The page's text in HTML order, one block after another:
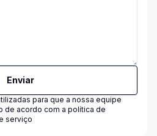
Enviar
para que a nossa equipe
de acordo com a política de
serviço